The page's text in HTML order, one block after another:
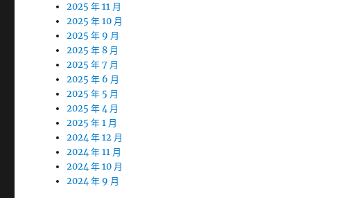
2025 年 11 月
2025 年 10 月
2025 年 9 月
2025 年 8 月
2025 年 7 月
2025 年 6 月
2025 年 5 月
2025 年 4 月
2025 年 1 月
2024 年 12 月
2024 年 11 月
2024 年 10 月
2024 年 9 月